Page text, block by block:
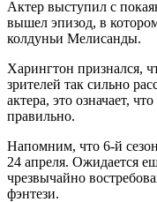
Актер выступил с
вышел эпизод, в
колдуньи Мелисанды.
Харингтон признался,
зрителей так сильно
актера, это означает,
правильно.
Напомним, что 6-й
24 апреля. Ожидается
чрезвычайно
фэнтези.